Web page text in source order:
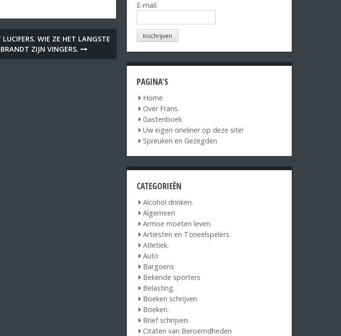
WIE ZE HET LANGSTE
ZIJN VINGERS.
E-mail:
PAGINA’S
Home
Over Frans.
Gastenboek
Uw eigen oneliner op deze site!
Spreuken en Gezegden
CATEGORIEËN
Alcohol drinken.
Algemeen
Armoe moeten leven.
Artiesten en Toneelspelers.
Atletiek.
Auto
Bargoens
Bekende sporters
Belasting.
Boeken schrijven
Boeken.
Brief schrijven.
Citaten van Beroemdheden